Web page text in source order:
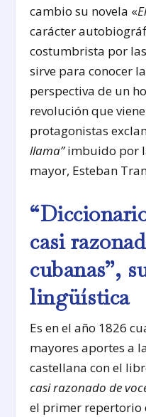
cambio su novela «
carácter
costumbrista por
sirve para conocer
perspectiva de un
revolución que
protagonistas
llama”imbuido por
mayor, Esteban
casi
cubanas”,
lingüística
Es en el año 1826
mayores aportes a
castellana con el
casi razonado de
el primer repertorio